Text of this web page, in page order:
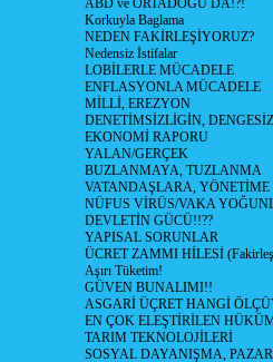
ABD ve ORTADOĞU DA!?!
Korkuyla Baglama
NEDEN FAKİRLEŞİYORUZ?
Nedensiz İstifalar
LOBİLERLE MÜCADELE
ENFLASYONLA MÜCADELE
MİLLİ, EREZYON
DENETİMSİZLİGİN,
EKONOMİ RAPORU
YALAN/GERÇEK
BUZLANMAYA, TUZLANMA
VATANDAŞLARA,
NÜFUS VİRÜS/VAKA
DEVLETİN GÜCÜ!!??
YAPISAL SORUNLAR
ÜCRET ZAMMI HİLESİ
Aşırı Tüketim!
GÜVEN BUNALIMI!!
ASGARİ ÜÇRET HANGİ
EN ÇOK ELEŞTİRİLEN
TARIM TEKNOLOJİLERİ
SOSYAL DAYANIŞMA,